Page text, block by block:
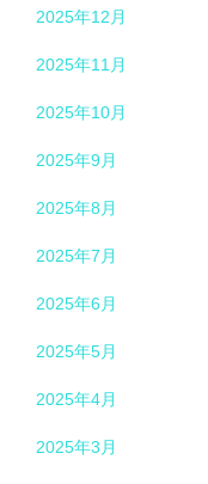
2025年12月
2025年11月
2025年10月
2025年9月
2025年8月
2025年7月
2025年6月
2025年5月
2025年4月
2025年3月